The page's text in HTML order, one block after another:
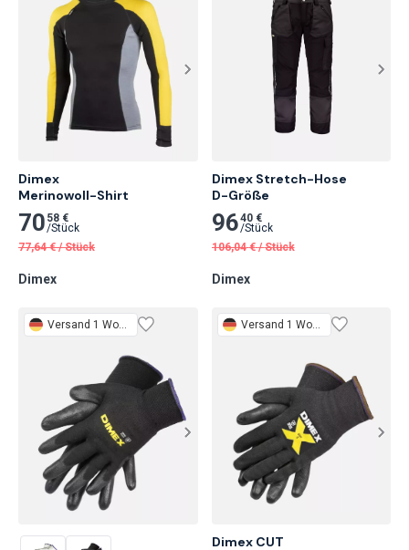
Dimex
Merinowoll-Shirt
70 58 €
/Stück
77,64 € /Stück
Dimex
Dimex Stretch-Hose
D-Größe
9640 €
/Stück
106,04 € /Stück
Dimex
Versand 1 Woche Versand 1 Woche
Dimex CUT